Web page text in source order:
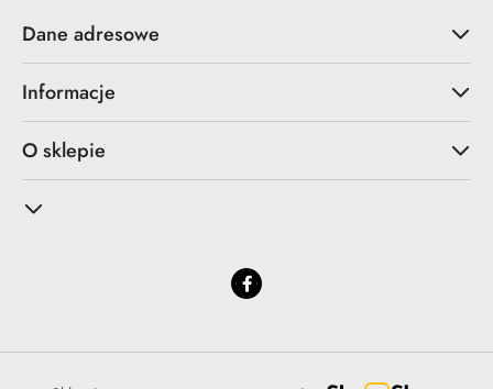
Dane adresowe
Informacje
O sklepie